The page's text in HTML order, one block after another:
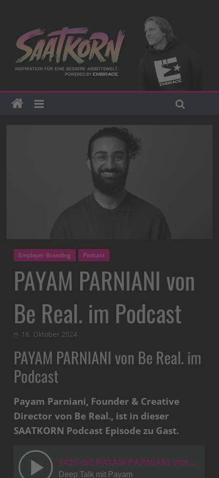
Employer Branding Podcast
PAYAM PARNIANI von
Be Real. im Podcast
18. Oktober 2024
PAYAM PARNIANI von Be Real. im
Podcast
Payam Parniani, Founder & Creative
Director von Be Real., ist in dieser
SAATKORN Podcast Episode zu Gast.